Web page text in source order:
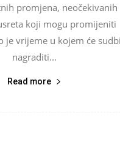
promjena, neočekivanih
koji mogu promijeniti
je vrijeme u kojem će
nagraditi...
Read more